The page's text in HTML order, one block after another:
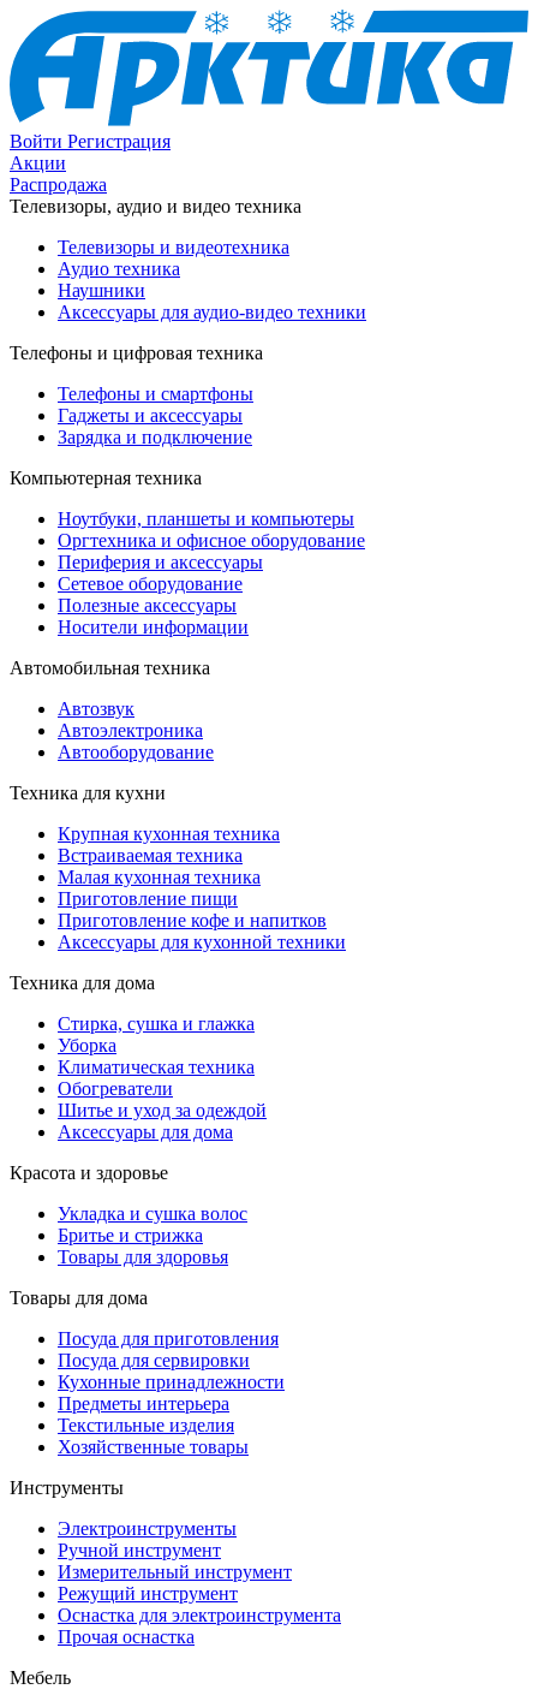
Войти Регистрация
Акции
Распродажа
Телевизоры, аудио и видео техника
Телевизоры и видеотехника
Аудио техника
Наушники
Аксессуары для аудио-видео техники
Телефоны и цифровая техника
Телефоны и смартфоны
Гаджеты и аксессуары
Зарядка и подключение
Компьютерная техника
Ноутбуки, планшеты и компьютеры
Оргтехника и офисное оборудование
Периферия и аксессуары
Cетевое оборудование
Полезные аксессуары
Носители информации
Автомобильная техника
Автозвук
Автоэлектроника
Автооборудование
Техника для кухни
Крупная кухонная техника
Встраиваемая техника
Малая кухонная техника
Приготовление пищи
Приготовление кофе и напитков
Аксессуары для кухонной техники
Техника для дома
Стирка, сушка и глажка
Уборка
Климатическая техника
Обогреватели
Шитье и уход за одеждой
Аксессуары для дома
Красота и здоровье
Укладка и сушка волос
Бритье и стрижка
Товары для здоровья
Товары для дома
Посуда для приготовления
Посуда для сервировки
Кухонные принадлежности
Предметы интерьера
Текстильные изделия
Хозяйственные товары
Инструменты
Электроинструменты
Ручной инструмент
Измерительный инструмент
Режущий инструмент
Оснастка для электроинструмента
Прочая оснастка
Мебель